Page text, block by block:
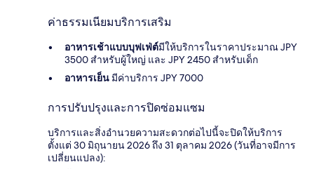
ค่าธรรมเนียมบริการเสริม
อาหารเช้าแบบบุฟเฟ่ต์มีให้บริการในราคาประมาณ JPY
3500 สำหรับผู้ใหญ่ และ JPY 2450 สำหรับเด็ก
อาหารเย็นมีค่าบริการ JPY 7000
การปรับปรุงและการปิดซ่อมแซม
บริการและสิ่งอำนวยความสะดวกต่อไปนี้จะปิดให้บริการ
ตั้งแต่ 30 มิถุนายน 2026 ถึง 31 ตุลาคม 2026 (วันที่อาจมีการ
เปลี่ยนแปลง):